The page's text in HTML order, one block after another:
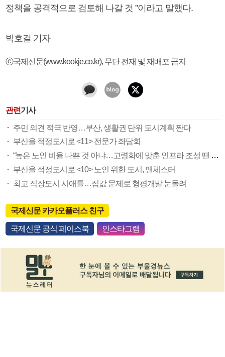
정책을 공격적으로 검토해 나갈 것 ”이라고 말했다.
박호걸 기자
ⓒ국제신문(www.kookje.co.kr), 무단 전재 및 재배포 금지
관련기사
주민 의견 적극 반영…부산, 생활권 단위 도시계획 짠다
부산을 적정도시로 <11> 전문가 좌담회
“높은 노인 비율 나쁜 것 아냐…고령화에 맞춘 인프라 조성 땐 모든 세대 살기 좋아져”
부산을 적정도시로 <10> 노인 위한 도시, 맨체스터
최고 직장도시 시애틀…집값 문제로 형평개발 눈돌려
국제신문 카카오플러스 친구
국제신문 공식 페이스북 인스타그램